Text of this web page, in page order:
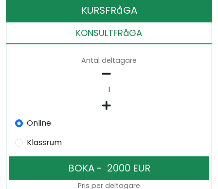
KURSFRåGA
KONSULTFRåGA
Antal deltagare
Online
Klassrum
Pris per deltagare